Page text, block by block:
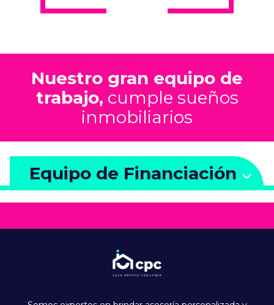
Nuestro gran equipo de
trabajo, cumple sueños
inmobiliarios
Equipo de Financiación